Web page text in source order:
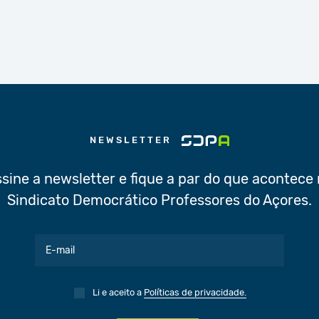
NEWSLETTER
a newsletter e fique a par do que acontece
Sindicato Democrático Professores do Açores.
Li e aceito a Políticas de privacidade.